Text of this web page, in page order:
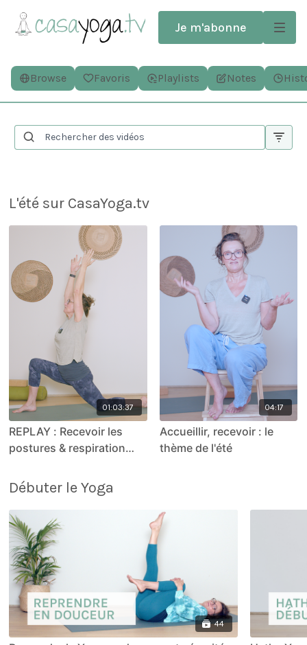
Je m'abonne
Browse Favoris Playlists Notes
L'été sur CasaYoga.tv
01:03:37
REPLAY : Recevoir les
postures & respiration
04:17
Accueillir, recevoir : le
thème de l'été
Débuter le Yoga
44